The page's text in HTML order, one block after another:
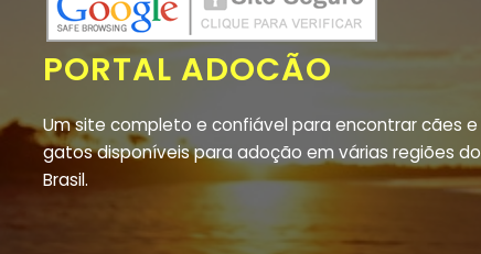
PORTAL ADOCÃO
Um site completo e confiável para encontrar cães e
gatos disponíveis para adoção em várias regiões do
Brasil.